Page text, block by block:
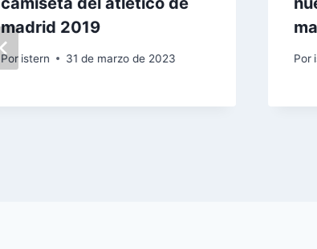
madrid 2019
Por istern 31 de marzo de 2023 Por